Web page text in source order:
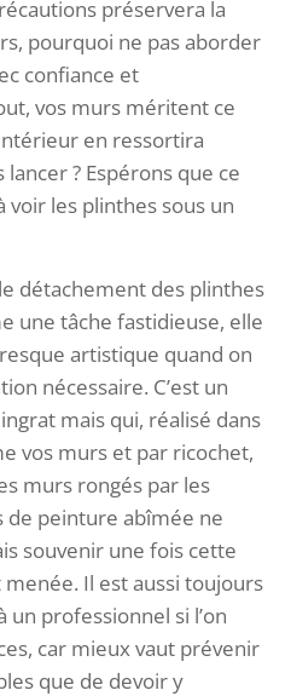
préservera la
pourquoi ne pas aborder
confiance et
vos murs méritent ce
en ressortira
? Espérons que ce
voir les plinthes sous un
détachement des plinthes
une tâche fastidieuse, elle
artistique quand on
nécessaire. C’est un
mais qui, réalisé dans
vos murs et par ricochet,
murs rongés par les
de peinture abîmée ne
souvenir une fois cette
Il est aussi toujours
professionnel si l’on
car mieux vaut prévenir
que de devoir y